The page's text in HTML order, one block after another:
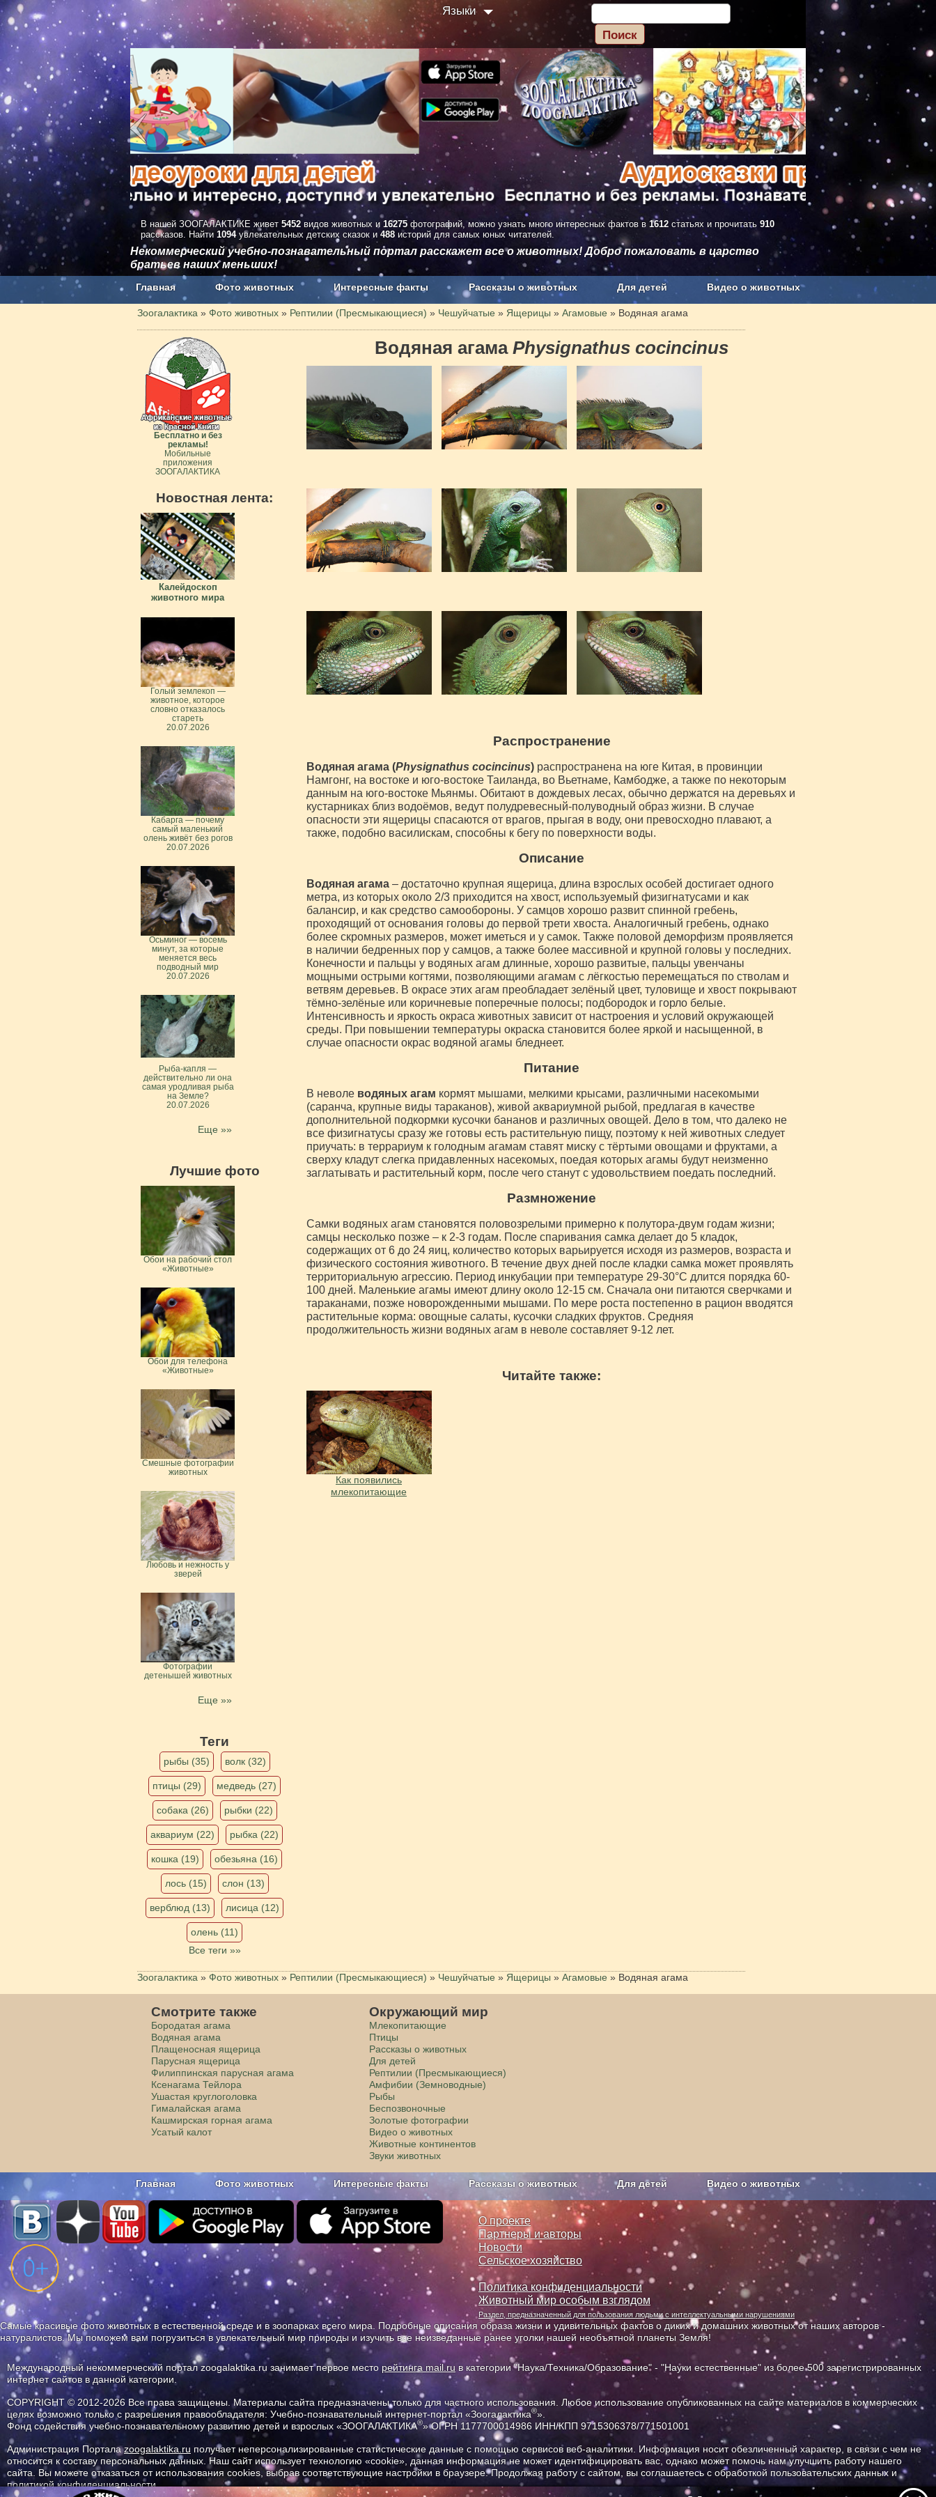
Языки
В нашей ЗООГАЛАКТИКЕ живет 5452 видов животных и 16275 фотографий, можно узнать много интересных фактов в 1612 статьях и прочитать 910
рассказов. Найти 1094увлекательных детских сказок и 488 историй для самых юных читателей.
Некоммерческий учебно-познавательный портал расскажет все о животных! Добро пожаловать в царство
братьев наших меньших!
Главная Фото животных Интересные факты Рассказы о животных Для детей Видео о животных
Наши приложения. Бесплатно и без рекламы О проекте
Зоогалактика » Фото животных » Рептилии (Пресмыкающиеся) » Чешуйчатые » Ящерицы » Агамовые » Водяная агама
Водяная агама Physignathus cocincinus
Распространение
Водяная агама (Physignathus cocincinus)распространена на юге Китая, в провинции
Намгонг, на востоке и юго-востоке Таиланда, во Вьетнаме, Камбодже, а также по некоторым
данным на юго-востоке Мьянмы. Обитают в дождевых лесах, обычно держатся на деревьях и
кустарниках близ водоёмов, ведут полудревесный-полуводный образ жизни. В случае
опасности эти ящерицы спасаются от врагов, прыгая в воду, они превосходно плавают, а
также, подобно василискам, способны к бегу по поверхности воды.
Описание
Водяная агама– достаточно крупная ящерица, длина взрослых особей достигает одного
метра, из которых около 2/3 приходится на хвост, используемый физигнатусами и как
балансир, и как средство самообороны. У самцов хорошо развит спинной гребень,
проходящий от основания головы до первой трети хвоста. Аналогичный гребень, однако
более скромных размеров, может иметься и у самок. Также половой деморфизм проявляется
в наличии бедренных пор у самцов, а также более массивной и крупной головы у последних.
Конечности и пальцы у водяных агам длинные, хорошо развитые, пальцы увенчаны
мощными острыми когтями, позволяющими агамам с лёгкостью перемещаться по стволам и
ветвям деревьев. В окрасе этих агам преобладает зелёный цвет, туловище и хвост покрывают
тёмно-зелёные или коричневые поперечные полосы; подбородок и горло белые.
Интенсивность и яркость окраса животных зависит от настроения и условий окружающей
среды. При повышении температуры окраска становится более яркой и насыщенной, в
случае опасности окрас водяной агамы бледнеет.
Питание
В неволе водяных агам кормят мышами, мелкими крысами, различными насекомыми
(саранча, крупные виды тараканов), живой аквариумной рыбой, предлагая в качестве
дополнительной подкормки кусочки бананов и различных овощей. Дело в том, что далеко не
все физигнатусы сразу же готовы есть растительную пищу, поэтому к ней животных следует
приучать: в террариум к голодным агамам ставят миску с тёртыми овощами и фруктами, а
сверху кладут слегка придавленных насекомых, поедая которых агамы будут неизменно
заглатывать и растительный корм, после чего станут с удовольствием поедать последний.
Размножение
Самки водяных агам становятся половозрелыми примерно к полутора-двум годам жизни;
самцы несколько позже – к 2-3 годам. После спаривания самка делает до 5 кладок,
содержащих от 6 до 24 яиц, количество которых варьируется исходя из размеров, возраста и
физического состояния животного. В течение двух дней после кладки самка может проявлять
территориальную агрессию. Период инкубации при температуре 29-30°С длится порядка 60-
100 дней. Маленькие агамы имеют длину около 12-15 см. Сначала они питаются сверчками и
тараканами, позже новорожденными мышами. По мере роста постепенно в рацион вводятся
растительные корма: овощные салаты, кусочки сладких фруктов. Средняя
продолжительность жизни водяных агам в неволе составляет 9-12 лет.
Читайте также:
Как появились
млекопитающие
Бесплатно и без
рекламы!
Мобильные
приложения
ЗООГАЛАКТИКА
Новостная лента:
Калейдоскоп
животного мира
Голый землекоп —
животное, которое
словно отказалось
стареть
20.07.2026
Кабарга — почему
самый маленький
олень живёт без рогов
20.07.2026
Осьминог — восемь
минут, за которые
меняется весь
подводный мир
20.07.2026
Рыба-капля —
действительно ли она
самая уродливая рыба
на Земле?
20.07.2026
Еще »»
Лучшие фото
Обои на рабочий стол
«Животные»
Обои для телефона
«Животные»
Смешные фотографии
животных
Любовь и нежность у
зверей
Фотографии
детенышей животных
Еще »»
Теги
рыбы (35) волк (32)
птицы (29) медведь (27)
собака (26) рыбки (22)
аквариум (22) рыбка (22)
кошка (19) обезьяна (16)
лось (15) слон (13)
верблюд (13) лисица (12)
олень (11)
Все теги »»
Зоогалактика » Фото животных » Рептилии (Пресмыкающиеся) » Чешуйчатые » Ящерицы » Агамовые » Водяная агама
Смотрите также
Бородатая агама
Водяная агама
Плащеносная ящерица
Парусная ящерица
Филиппинская парусная агама
Ксенагама Тейлора
Ушастая круглоголовка
Гималайская агама
Кашмирская горная агама
Усатый калот
Окружающий мир
Млекопитающие
Птицы
Рассказы о животных
Для детей
Рептилии (Пресмыкающиеся)
Амфибии (Земноводные)
Рыбы
Беспозвоночные
Золотые фотографии
Видео о животных
Животные континентов
Звуки животных
Главная Фото животных Интересные факты Рассказы о животных Для детей Видео о животных
Наши приложения. Бесплатно и без рекламы О проекте Сельское хозяйство
О проекте
Партнеры и авторы
Новости
Сельское хозяйство
Политика конфиденциальности
Животный мир особым взглядом
Раздел, предназначенный для пользования людьми с интеллектуальными нарушениями
Самые красивые фото животных в естественной среде и в зоопарках всего мира. Подробные описания образа жизни и удивительных фактов о диких и домашних животных от наших авторов -
натуралистов. Мы поможем вам погрузиться в увлекательный мир природы и изучить все неизведанные ранее уголки нашей необъятной планеты Земля!
Международный некоммерческий портал zoogalaktika.ru занимает первое место рейтинга mail.ru в категории "Наука/Техника/Образование" - "Науки естественные" из более 500 зарегистрированных
интернет сайтов в данной категории.
COPYRIGHT © 2012-2026 Все права защищены. Материалы сайта предназначены только для частного использования. Любое использование опубликованных на сайте материалов в коммерческих
целях возможно только с разрешения правообладателя: Учебно-познавательный интернет-портал «Зоогалактика®».
Фонд содействия учебно-познавательному развитию детей и взрослых «ЗООГАЛАКТИКА®» ОГРН 1177700014986 ИНН/КПП 9715306378/771501001
Администрация Порталаzoogalaktika.ru получает неперсонализированные статистические данные с помощью сервисов веб-аналитики. Информация носит обезличенный характер, в связи с чем не
относится к составу персональных данных. Наш сайт использует технологию «cookie», данная информация не может идентифицировать вас, однако может помочь нам улучшить работу нашего
сайта. Вы можете отказаться от использования cookies, выбрав соответствующие настройки в браузере. Продолжая работу с сайтом, вы соглашаетесь с обработкой пользовательских данных и
политикой конфиденциальности.